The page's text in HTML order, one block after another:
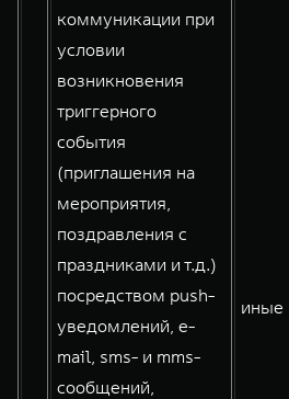
коммуникации при
условии
возникновения
триггерного
события
(приглашения на
мероприятия,
поздравления с
праздниками и т.д.)
посредством push-
уведомлений, e-
mail, sms- и mms-
сообщений,
иные